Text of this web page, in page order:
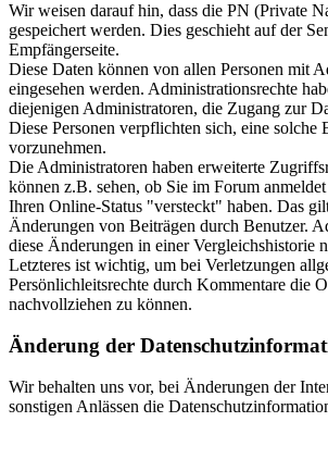
Wir weisen darauf hin, dass die PN (Private
gespeichert werden. Dies geschieht auf der
Empfängerseite.
Diese Daten können von allen Personen mit
eingesehen werden. Administrationsrechte
diejenigen Administratoren, die Zugang zur
Diese Personen verpflichten sich, eine solche
vorzunehmen.
Die Administratoren haben erweiterte
können z.B. sehen, ob Sie im Forum
Ihren Online-Status "versteckt" haben. Das
Änderungen von Beiträgen durch Benutzer.
diese Änderungen in einer Vergleichshistorie
Letzteres ist wichtig, um bei Verletzungen
Persönlichleitsrechte durch Kommentare die
nachvollziehen zu können.
Änderung der
Wir behalten uns vor, bei Änderungen der
sonstigen Anlässen die